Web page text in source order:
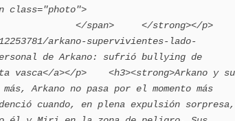
</span>     </strong></p>
arkano-supervivientes-lado-
de Arkano: sufrió bullying de
a></p>    <h3><strong>Arkano y su
Arkano no pasa por el momento más
cuando, en plena expulsión sorpresa,